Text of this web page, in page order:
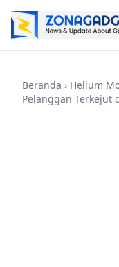
Beranda › Helium
Pelanggan Terkejut